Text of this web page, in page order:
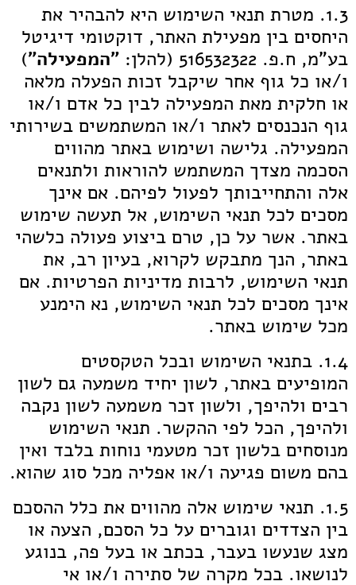
1.3. מטרת תנאי השימוש היא להבהיר את
היחסים בין מפעילת האתר, דוקטומי דיגיטל
בע"מ, ח.פ. 516532322 (להלן:
"המפעילה")
ו/או כל גוף אחר שיקבל זכות הפעלה מלאה
או חלקית מאת המפעילה לבין כל אדם ו/או
גוף הנכנסים לאתר ו/או המשתמשים בשירותי
המפעילה. גלישה ושימוש באתר מהווים
הסכמה מצדך המשתמש להוראות ולתנאים
אלה והתחייבותך לפעול לפיהם. אם אינך
מסכים לכל תנאי השימוש, אל תעשה שימוש
באתר. אשר על כן, טרם ביצוע פעולה כלשהי
באתר, הנך מתבקש לקרוא, בעיון רב, את
תנאי השימוש, לרבות מדיניות הפרטיות. אם
אינך מסכים לכל תנאי השימוש, נא הימנע
מכל שימוש באתר.
1.4. בתנאי השימוש ובכל הטקסטים
המופיעים באתר, לשון יחיד משמעה גם לשון
רבים ולהיפך, ולשון זכר משמעה לשון נקבה
ולהיפך, הכל לפי ההקשר. תנאי השימוש
מנוסחים בלשון זכר מטעמי נוחות בלבד ואין
בהם משום פגיעה ו/או אפליה מכל סוג שהוא.
1.5. תנאי שימוש אלה מהווים את כלל ההסכם
בין הצדדים וגוברים על כל הסכם, הצעה או
מצג שנעשו בעבר, בכתב או בעל פה, בנוגע
לנושאו. בכל מקרה של סתירה ו/או אי